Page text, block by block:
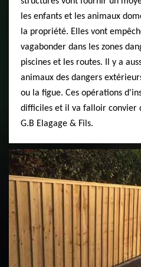
les enfants et les animaux
la propriété. Elles vont
vagabonder dans les zones
piscines et les routes. Il y a
animaux des dangers
ou la figue. Ces opérations
difficiles et il va falloir convier
G.B Elagage & Fils.